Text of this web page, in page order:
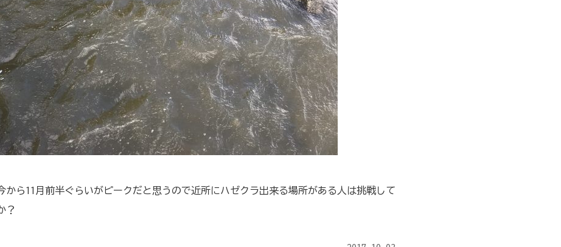
から11月前半ぐらいがピークだと思うので近所にハゼクラ出来る場所がある人は挑戦して
？